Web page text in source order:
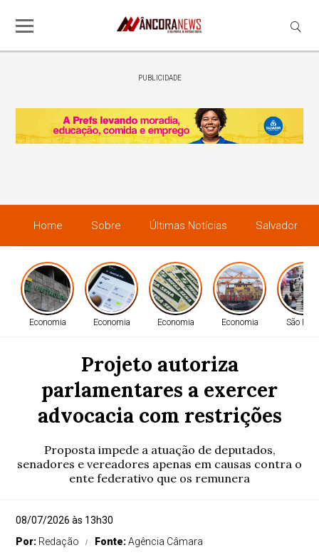
PUBLICIDADE
Home Sobre Últimas Notícias Salvador
Economia Economia Economia Economia São
Projeto autoriza
parlamentares a exercer
advocacia com restrições
Proposta impede a atuação de deputados,
senadores e vereadores apenas em causas contra o
ente federativo que os remunera
08/07/2026 às 13h30
Por: Redação Fonte:Agência Câmara